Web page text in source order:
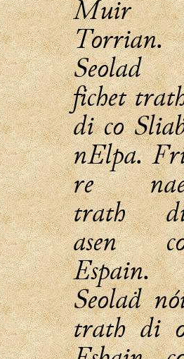
Muir
Torrian.
Seolad
fichet
di co
nElpa.
re
trath
asen
Espain.
Seolaḋ
trath di